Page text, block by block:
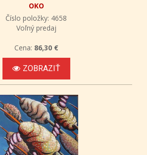
OKO
Číslo položky: 4658
Voľný predaj
Cena: 86,30 €
ZOBRAZIŤ